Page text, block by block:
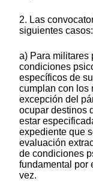
2. Las
siguientes casos:
a) Para militares
condiciones
específicos de
cumplan con los
excepción del
ocupar destinos
estar
expediente que
evaluación
de condiciones
fundamental por
vez.